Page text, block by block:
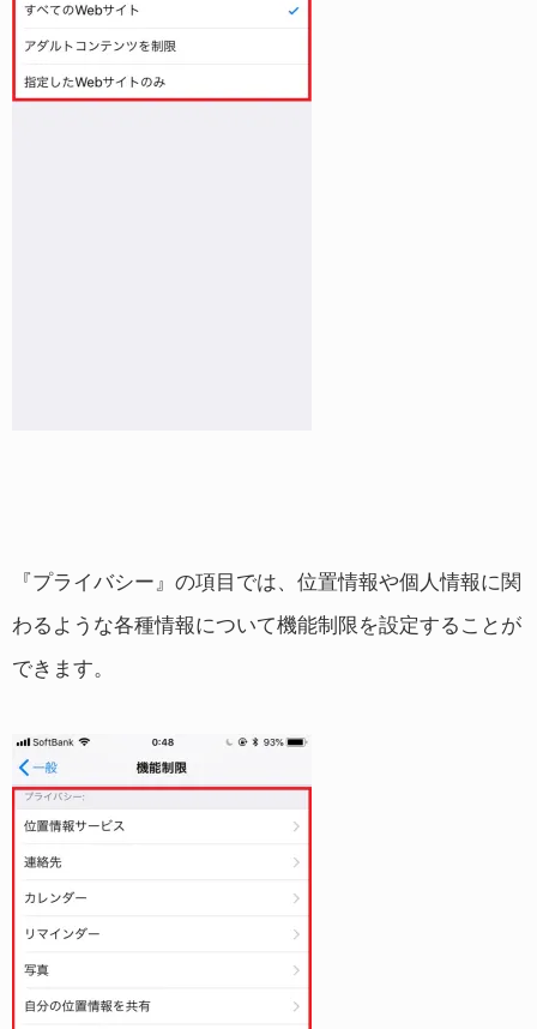
『プライバシー』の項目では、位置情報や個人情報に関
わるような各種情報について機能制限を設定することが
できます。